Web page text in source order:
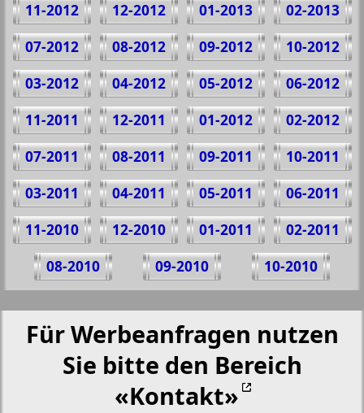
02-2013
01-2013
12-2012
11-2012
10-2012
09-2012
08-2012
07-2012
06-2012
05-2012
04-2012
03-2012
02-2012
01-2012
12-2011
11-2011
10-2011
09-2011
08-2011
07-2011
06-2011
05-2011
04-2011
03-2011
02-2011
01-2011
12-2010
11-2010
10-2010
09-2010
08-2010
Für Werbeanfragen nutzen
Sie bitte den Bereich
«Kontakt»